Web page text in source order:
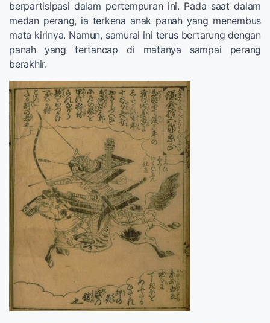
berpartisipasi dalam pertempuran ini. Pada saat dalam
medan perang, ia terkena anak panah yang menembus
mata kirinya. Namun, samurai ini terus bertarung dengan
panah yang tertancap di matanya sampai perang
berakhir.